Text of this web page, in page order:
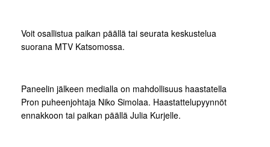
Voit osallistua paikan päällä tai seurata keskustelua
suorana MTV Katsomossa.
Paneelin jälkeen medialla on mahdollisuus haastatella
Pron puheenjohtaja Niko Simolaa. Haastattelupyynnöt
ennakkoon tai paikan päällä Julia Kurjelle.